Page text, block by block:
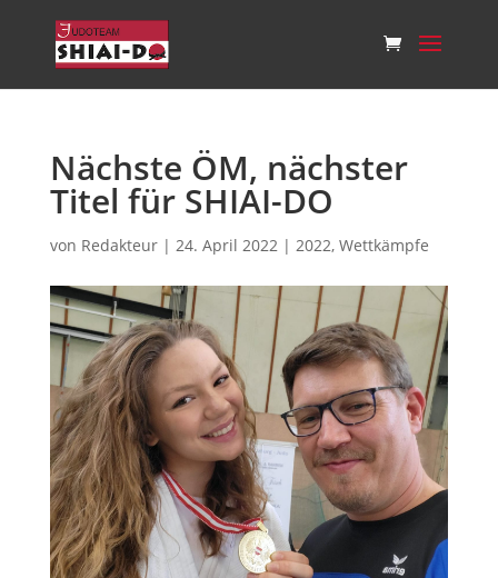
Nächste ÖM, nächster
Titel für SHIAI-DO
von Redakteur| 24. April 2022| 2022, Wettkämpfe